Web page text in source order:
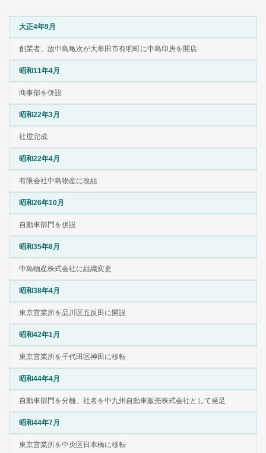
大正4年9月
創業者、故中島亀次が大牟田市有明町に中島印房を開店
昭和11年4月
商事部を併設
昭和22年3月
社屋完成
昭和22年4月
有限会社中島物産に改組
昭和26年10月
自動車部門を併設
昭和35年8月
中島物産株式会社に組織変更
昭和38年4月
東京営業所を品川区五反田に開設
昭和42年1月
東京営業所を千代田区神田に移転
昭和44年4月
自動車部門を分離、社名を中九州自動車販売株式会社として発足
昭和44年7月
東京営業所を中央区日本橋に移転